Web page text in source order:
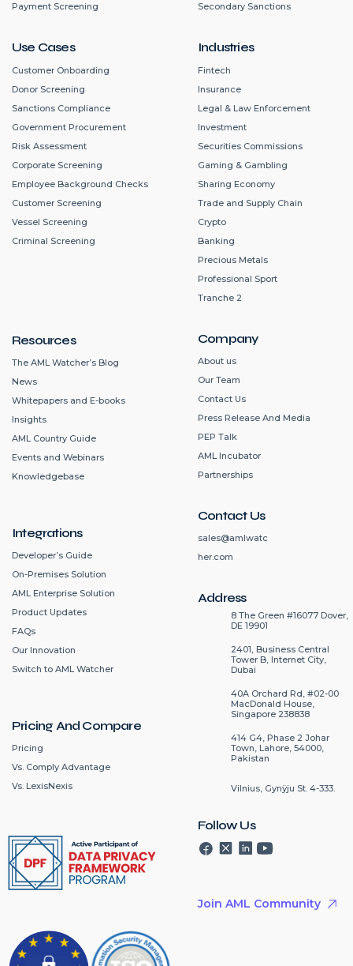
Company
About us
Our Team
Contact Us
Press Release And Media
PEP Talk
AML Incubator
Partnerships
Contact Us
sales@amlwatc
her.com
Address
8 The Green #16077 Dover,
DE 19901
2401, Business Central
Tower B, Internet City,
Dubai
40A Orchard Rd, #02-00
MacDonald House,
Singapore 238838
414 G4, Phase 2 Johar
Town, Lahore, 54000,
Pakistan
Vilnius, Gynÿju St. 4-333.
Follow Us
Join AML Community
Payment Screening
Use Cases
Customer Onboarding
Donor Screening
Sanctions Compliance
Government Procurement
Risk Assessment
Corporate Screening
Employee Background Checks
Customer Screening
Vessel Screening
Criminal Screening
Secondary Sanctions
Industries
Fintech
Insurance
Legal & Law Enforcement
Investment
Securities Commissions
Gaming & Gambling
Sharing Economy
Trade and Supply Chain
Crypto
Banking
Precious Metals
Professional Sport
Tranche 2
Resources
The AML Watcher’s Blog
News
Whitepapers and E-books
Insights
AML Country Guide
Events and Webinars
Knowledgebase
Integrations
Developer’s Guide
On-Premises Solution
AML Enterprise Solution
Product Updates
FAQs
Our Innovation
Switch to AML Watcher
Pricing And Compare
Pricing
Vs. Comply Advantage
Vs. LexisNexis